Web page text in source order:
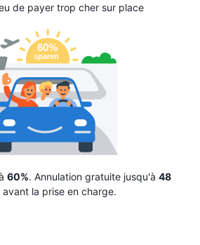
de payer trop cher sur place
60%. Annulation gratuite jusqu'à 48
avant la prise en charge.